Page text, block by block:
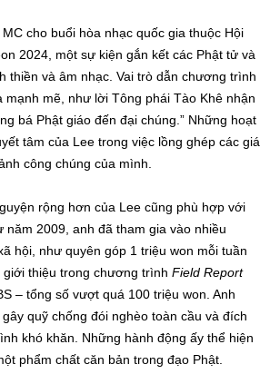
cho buổi hòa nhạc quốc gia thuộc Hội
2024, một sự kiện gắn kết các Phật tử và
thiền và âm nhạc. Vai trò dẫn chương trình
mạnh mẽ, như lời Tông phái Tào Khê nhận
bá Phật giáo đến đại chúng.” Những hoạt
tâm của Lee trong việc lồng ghép các giá
công chúng của mình.
rộng hơn của Lee cũng phù hợp với
năm 2009, anh đã tham gia vào nhiều
hội, như quyên góp 1 triệu won mỗi tuần
thiệu trong chương trình Field Report
– tổng số vượt quá 100 triệu won. Anh
quỹ chống đói nghèo toàn cầu và đích
khó khăn. Những hành động ấy thể hiện
phẩm chất căn bản trong đạo Phật.